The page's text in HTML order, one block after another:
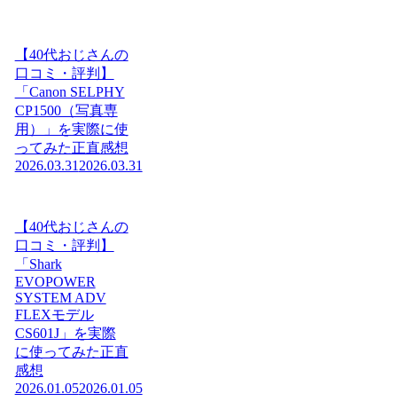
【40代おじさんの
口コミ・評判】
「Canon SELPHY
CP1500（写真専
用）」を実際に使
ってみた正直感想
2026.03.31 2026.03.31
【40代おじさんの
口コミ・評判】
「Shark
EVOPOWER
SYSTEM ADV
FLEXモデル
CS601J」を実際
に使ってみた正直
感想
2026.01.052026.01.05